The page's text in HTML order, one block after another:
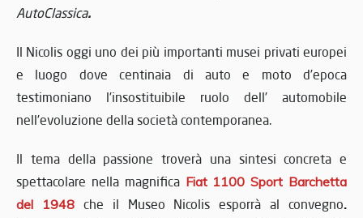
AutoClassica.
Il Nicolis oggi uno dei più importanti musei privati europei
e luogo dove centinaia di auto e moto d’epoca
testimoniano l’insostituibile ruolo dell’ automobile
nell’evoluzione della società contemporanea.
Il tema della passione troverà una sintesi concreta e
spettacolare nella magnifica Fiat 1100 Sport Barchetta
del 1948 che il Museo Nicolis esporrà al convegno.